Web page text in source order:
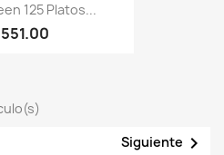
125 Platos...
Siguiente 